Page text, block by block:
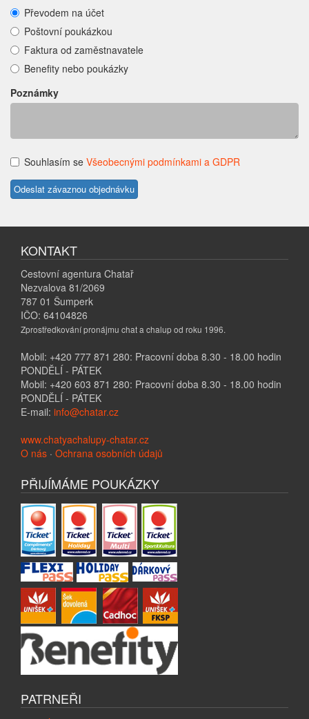
Převodem na účet
Poštovní poukázkou
Faktura od zaměstnavatele
Benefity nebo poukázky
Poznámky
Souhlasím se Všeobecnými podmínkami a GDPR
KONTAKT
Cestovní agentura Chatař
Nezvalova 81/2069
787 01 Šumperk
IČO: 64104826
Zprostředkování pronájmu chat a chalup od roku 1996.
Mobil: +420 777 871 280: Pracovní doba 8.30 - 18.00 hodin
PONDĚLÍ - PÁTEK
Mobil: +420 603 871 280: Pracovní doba 8.30 - 18.00 hodin
PONDĚLÍ - PÁTEK
E-mail: info@chatar.cz
www.chatyachalupy-chatar.cz
O nás · Ochrana osobních údajů
PŘIJÍMÁME POUKÁZKY
PATRNEŘI